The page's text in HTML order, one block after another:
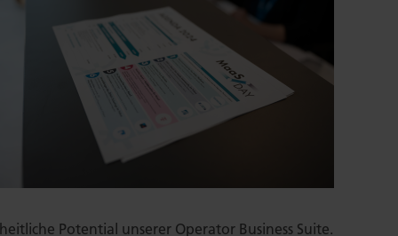
Potential unserer Operator Business Suite.